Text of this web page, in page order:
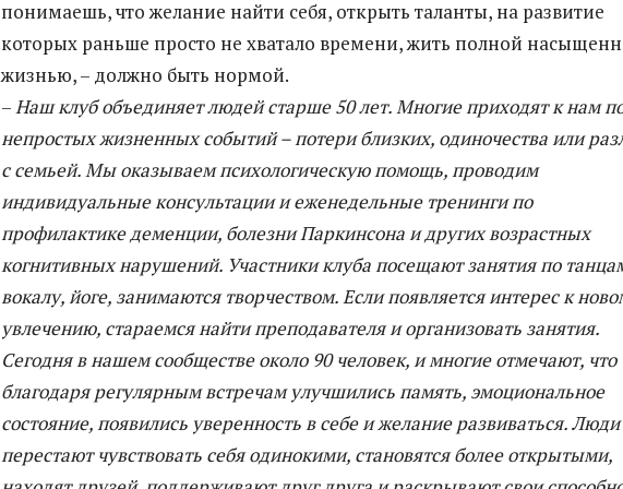
понимаешь, что желание найти себя, открыть таланты, на развитие
которых раньше просто не хватало времени, жить полной
жизнью, – должно быть нормой.
–Наш клуб объединяет людей старше 50 лет. Многие приходят к нам
непростых жизненных событий – потери близких, одиночества или
с семьей. Мы оказываем психологическую помощь, проводим
индивидуальные консультации и еженедельные тренинги по
профилактике деменции, болезни Паркинсона и других возрастных
когнитивных нарушений. Участники клуба посещают занятия по
вокалу, йоге, занимаются творчеством. Если появляется интерес к
увлечению, стараемся найти преподавателя и организовать занятия.
Сегодня в нашем сообществе около 90 человек, и многие отмечают, что
благодаря регулярным встречам улучшились память, эмоциональное
состояние, появились уверенность в себе и желание развиваться. Люди
перестают чувствовать себя одинокими, становятся более открытыми,